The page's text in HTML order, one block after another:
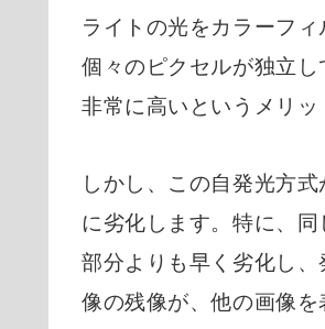
ライトの光をカラーフ
個々のピクセルが独立
非常に高いというメリッ
しかし、この自発光方
に劣化します。特に、
部分よりも早く劣化し
像の残像が、他の画像